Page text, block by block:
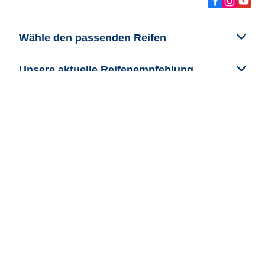
Wähle den passenden Reifen
Unsere aktuelle Reifenempfehlung